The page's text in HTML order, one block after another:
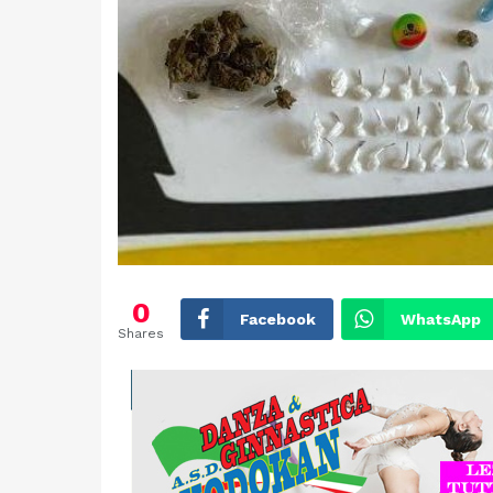
0
Shares
Facebook WhatsApp